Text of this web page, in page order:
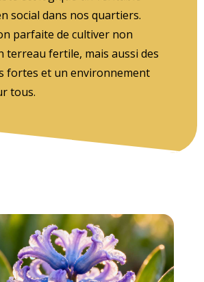
social dans nos quartiers.
parfaite de cultiver non
terreau fertile, mais aussi des
fortes et un environnement
tous.